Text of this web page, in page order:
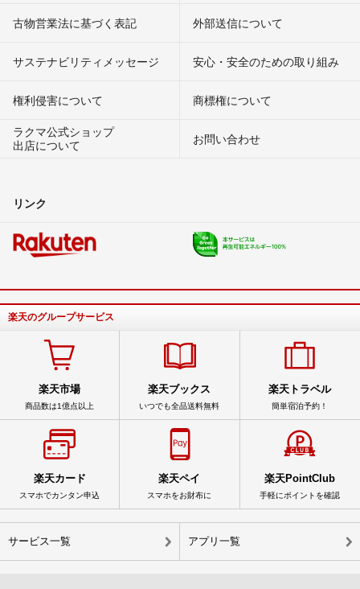
古物営業法に基づく表記 外部送信について
サステナビリティメッセージ 安心・安全のための取り組み
権利侵害について
商標権について
ラクマ公式ショップ
出店について
お問い合わせ
リンク
楽天のグループサービス
楽天市場
商品数は1億点以上
楽天ブックス
いつでも全品送料無料
楽天トラベル
簡単宿泊予約！
楽天カード
スマホでカンタン申込
楽天ペイ
スマホをお財布に
楽天PointClub
手軽にポイントを確認
サービス一覧 アプリ一覧